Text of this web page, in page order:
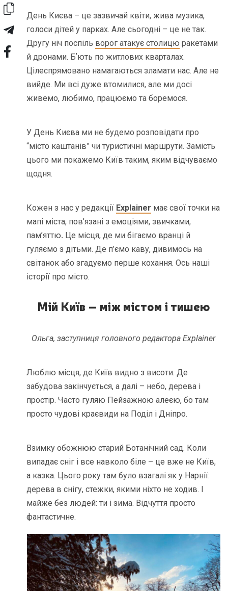
День Києва – це зазвичай квіти, жива музика,
голоси дітей у парках. Але сьогодні – це не так.
Другу ніч поспіль ворог атакує столицю ракетами
й дронами. Бʼють по житлових кварталах.
Цілеспрямовано намагаються зламати нас. Але не
вийде. Ми всі дуже втомилися, але ми досі
живемо, любимо, працюємо та боремося.
У День Києва ми не будемо розповідати про
“місто каштанів” чи туристичні маршрути. Замість
цього ми покажемо Київ таким, яким відчуваємо
щодня.
Кожен з нас у редакції Explainer має свої точки на
мапі міста, пов’язані з емоціями, звичками,
пам’яттю. Це місця, де ми бігаємо вранці й
гуляємо з дітьми. Де п’ємо каву, дивимось на
світанок або згадуємо перше кохання. Ось наші
історії про місто.
Мій Київ – між містом і тишею
Ольга, заступниця головного редактора Explainer
Люблю місця, де Київ видно з висоти. Де
забудова закінчується, а далі – небо, дерева і
простір. Часто гуляю Пейзажною алеєю, бо там
просто чудові краєвиди на Поділ і Дніпро.
Взимку обожнюю старий Ботанічний сад. Коли
випадає сніг і все навколо біле – це вже не Київ,
а казка. Цього року там було взагалі як у Нарнії:
дерева в снігу, стежки, якими ніхто не ходив. І
майже без людей: ти і зима. Відчуття просто
фантастичне.